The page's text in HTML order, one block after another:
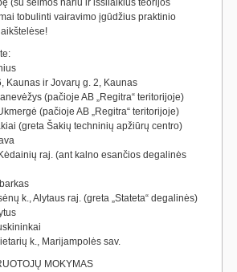
(su šeimos nariu ir išsilaikius teorijos
tobulinti vairavimo įgūdžius praktinio
Kaunas ir Jovarų g. 2, Kaunas
(pačioje AB „Regitra“ teritorijoje)
(pačioje AB „Regitra“ teritorijoje)
(greta Šakių techninių apžiūrų centro)
raj. (ant kalno esančios degalinės
k., Alytaus raj. (greta „Stateta“ degalinės)
k., Marijampolės sav.
MOKYMAS